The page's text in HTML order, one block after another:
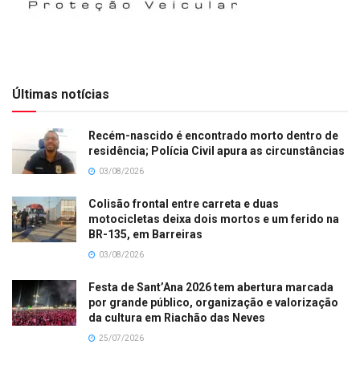
Últimas notícias
Recém-nascido é encontrado morto dentro de
residência; Polícia Civil apura as circunstâncias
03/08/2026
Colisão frontal entre carreta e duas
motocicletas deixa dois mortos e um ferido na
BR-135, em Barreiras
03/08/2026
Festa de Sant’Ana 2026 tem abertura marcada
por grande público, organização e valorização
da cultura em Riachão das Neves
25/07/2026